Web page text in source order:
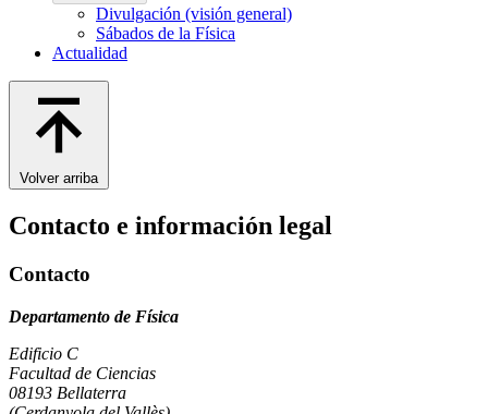
Divulgación (visión general)
Sábados de la Física
Actualidad
Volver arriba
Contacto e información legal
Contacto
Departamento de Física
Edificio C
Facultad de Ciencias
08193 Bellaterra